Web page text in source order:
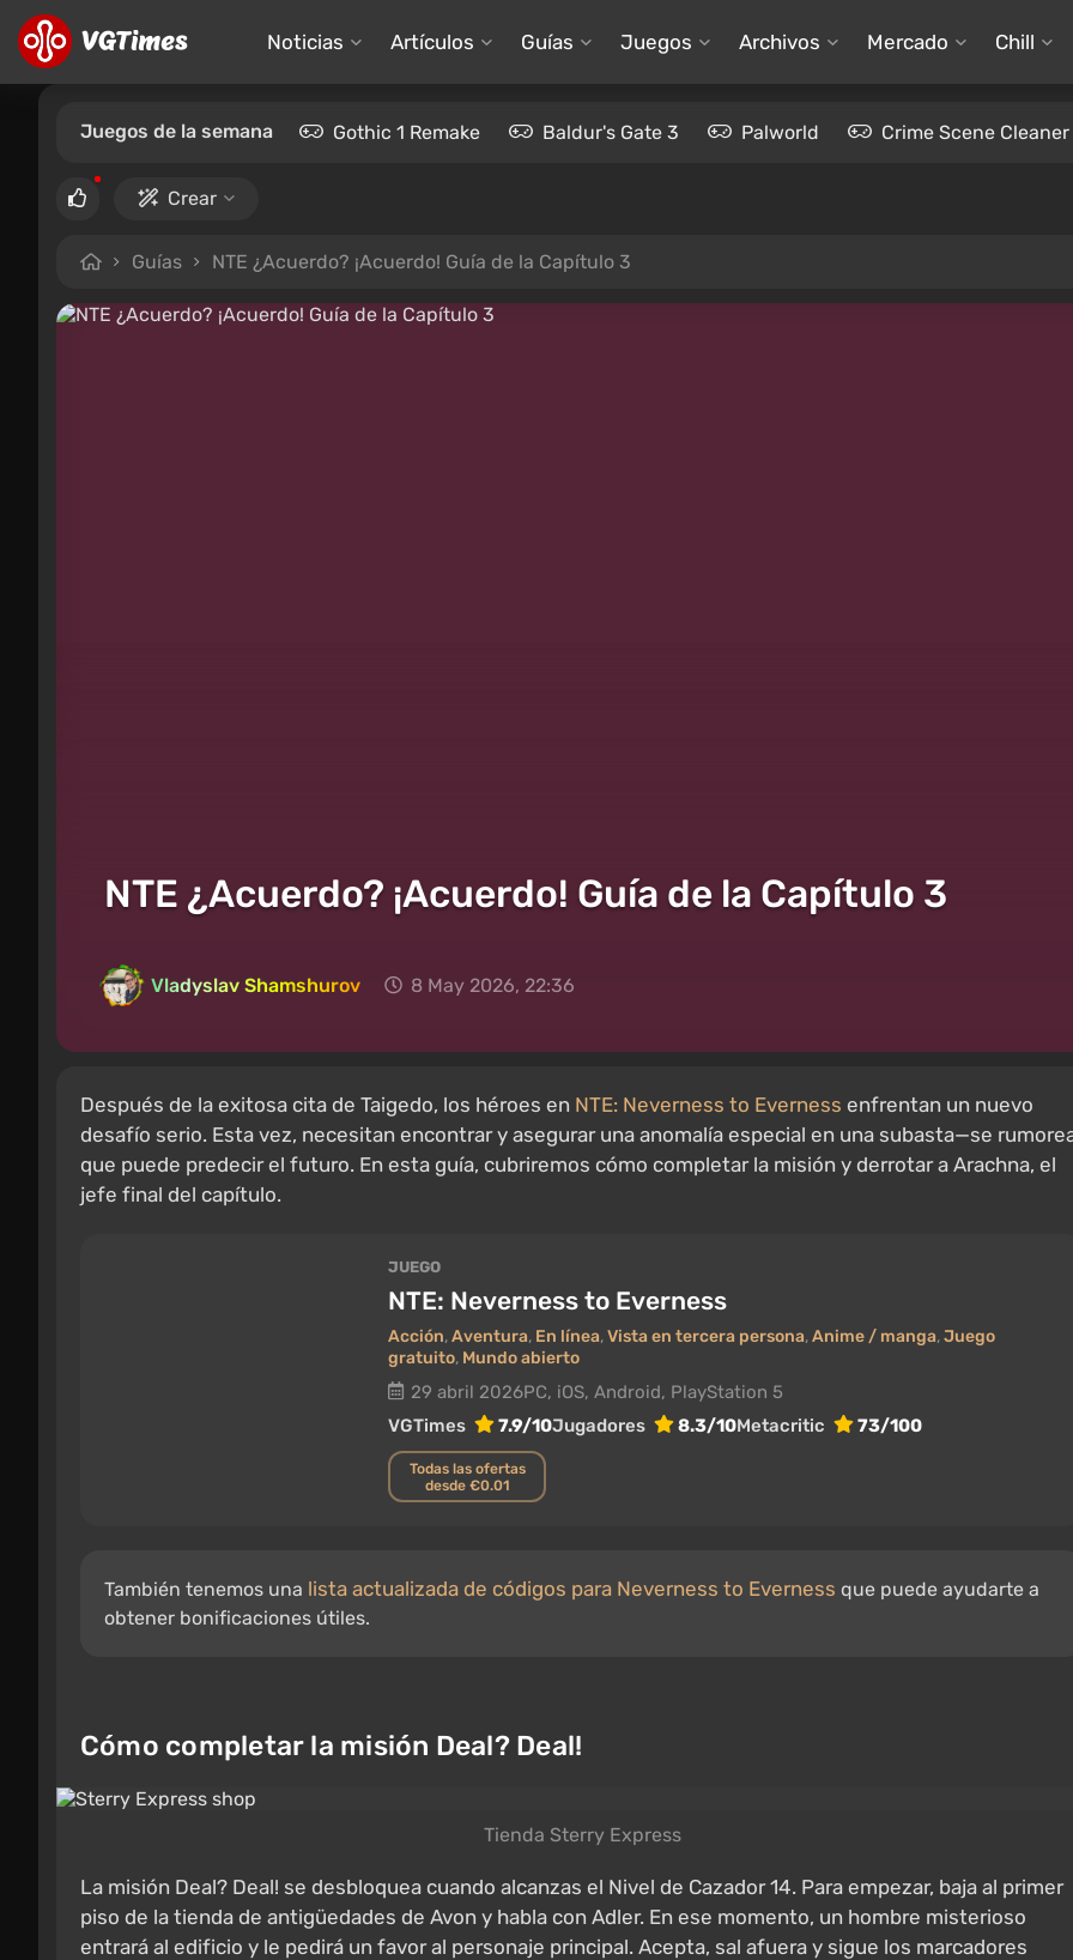
Noticias Artículos Guías Juegos Archivos Mercado Chill
Juegos de la semana Gothic 1 Remake Baldur's Gate 3 Palworld Crime Scene Cleaner
Crear
Guías NTE ¿Acuerdo? ¡Acuerdo! Guía de la Capítulo 3
NTE ¿Acuerdo? ¡Acuerdo! Guía de la Capítulo 3
Vladyslav Shamshurov 8 May 2026, 22:36
Después de la exitosa cita de Taigedo, los héroes en NTE: Neverness to Everness enfrentan un nuevo
desafío serio. Esta vez, necesitan encontrar y asegurar una anomalía especial en una subasta—se
que puede predecir el futuro. En esta guía, cubriremos cómo completar la misión y derrotar a Arachna, el
jefe final del capítulo.
JUEGO
NTE: Neverness to Everness
Acción,Aventura, En línea,Vista en tercera persona,Anime / manga,Juego
gratuito, Mundo abierto
29 abril 2026PC, iOS, Android, PlayStation 5
VGTimes
7.9/10Jugadores 8.3/10Metacritic 73/100
Todas las ofertas
desde €0.01
También tenemos una lista actualizada de códigos para Neverness to Everness que puede ayudarte a
obtener bonificaciones útiles.
Cómo completar la misión Deal? Deal!
Tienda Sterry Express
La misión Deal? Deal! se desbloquea cuando alcanzas el Nivel de Cazador 14. Para empezar, baja al primer
piso de la tienda de antigüedades de Avon y habla con Adler. En ese momento, un hombre misterioso
entrará al edificio y le pedirá un favor al personaje principal. Acepta, sal afuera y sigue los marcadores